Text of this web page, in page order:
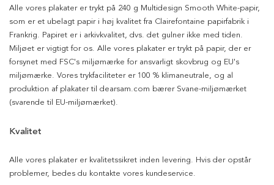
Alle vores plakater er trykt på 240 g Multidesign Smooth White-papir,
som er et ubelagt papir i høj kvalitet fra Clairefontaine papirfabrik i
Frankrig. Papiret er i arkivkvalitet, dvs. det gulner ikke med tiden.
Miljøet er vigtigt for os. Alle vores plakater er trykt på papir, der er
forsynet med FSC's miljømærke for ansvarligt skovbrug og EU's
miljømærke. Vores trykfaciliteter er 100 % klimaneutrale, og al
produktion af plakater til dearsam.com bærer Svane-miljømærket
(svarende til EU-miljømærket).
Kvalitet
Alle vores plakater er kvalitetssikret inden levering. Hvis der opstår
problemer, bedes du kontakte vores kundeservice.